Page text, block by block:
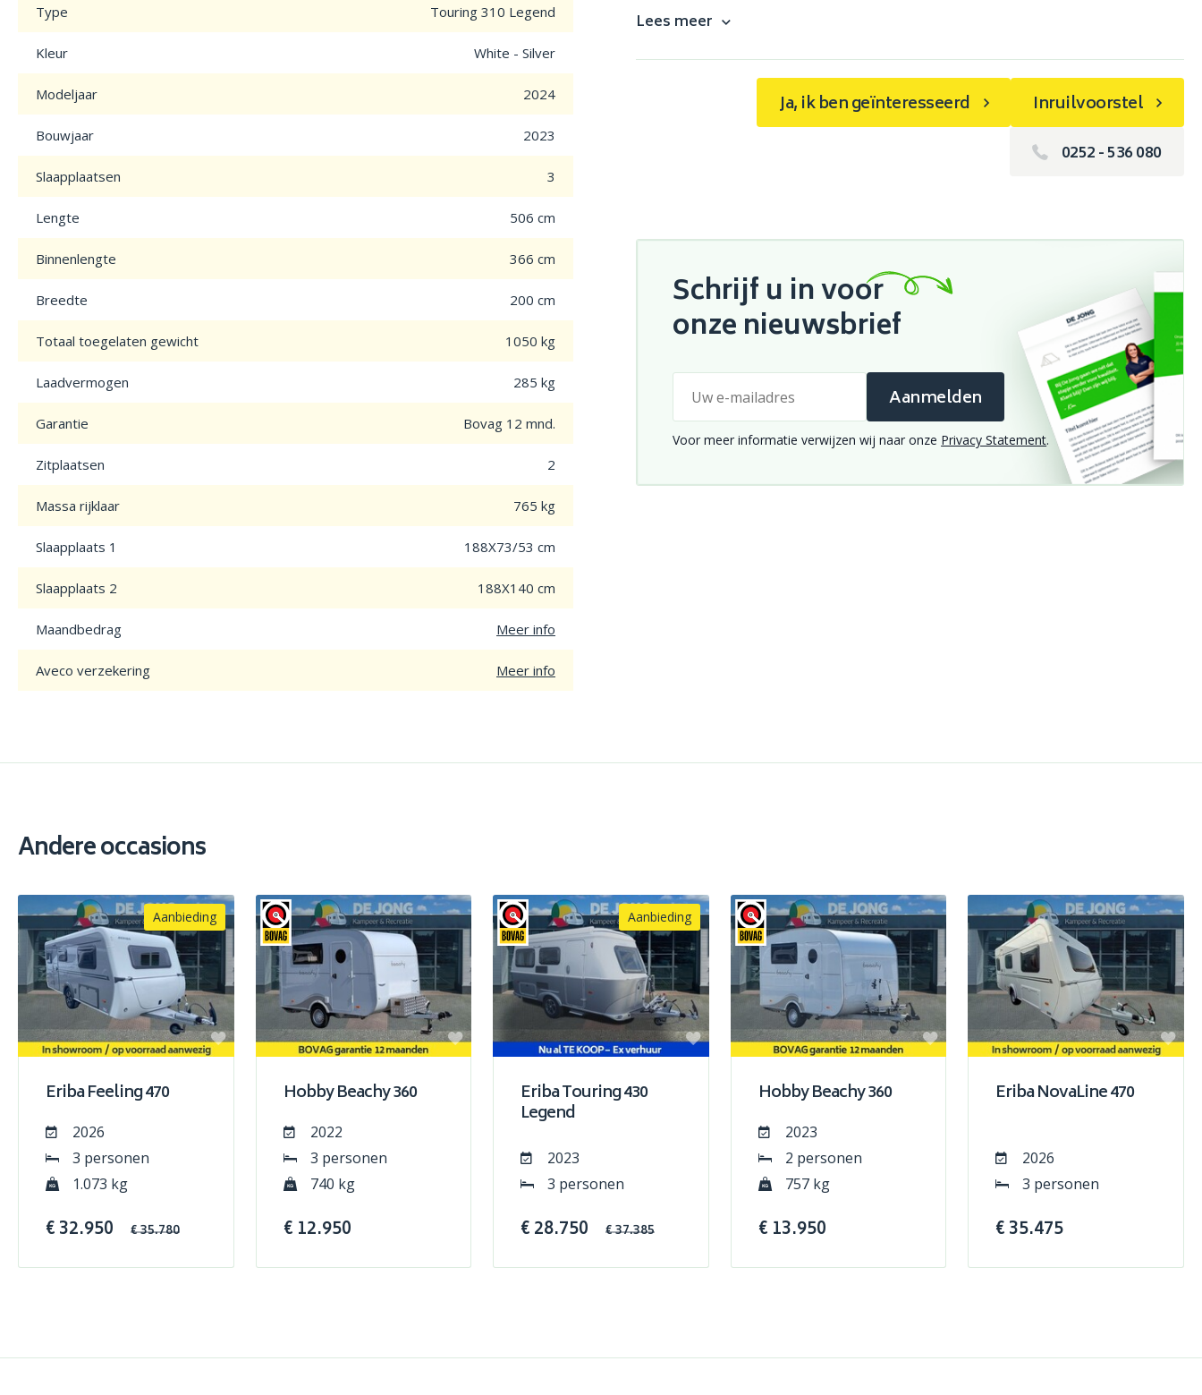
Type Touring 310 Legend
Kleur White - Silver
Modeljaar 2024
Bouwjaar 2023
Slaapplaatsen 3
Lengte 506 cm
Binnenlengte 366 cm
Breedte 200 cm
Totaal toegelaten gewicht 1050 kg
Laadvermogen 285 kg
Garantie Bovag 12 mnd.
Zitplaatsen 2
Massa rijklaar 765 kg
Slaapplaats 1 188X73/53 cm
Slaapplaats 2 188X140 cm
Maandbedrag Meer info
Aveco verzekering Meer info
Lees meer
Ja, ik ben geïnteresseerd
Inruilvoorstel
0252 - 536 080
Schrijf u in voor
onze nieuwsbrief
Aanmelden
Voor meer informatie verwijzen wij naar onze Privacy Statement.
Andere occasions
Aanbieding
Eriba Feeling 470
2026
3 personen
1.073 kg
€ 32.950 € 35.780
Hobby Beachy 360
2022
3 personen
740 kg
€ 12.950
Aanbieding
Eriba Touring 430
Legend
2023
3 personen
€ 28.750 € 37.385
Hobby Beachy 360
2023
2 personen
757 kg
€ 13.950
Eriba NovaLine 470
2026
3 personen
€ 35.475